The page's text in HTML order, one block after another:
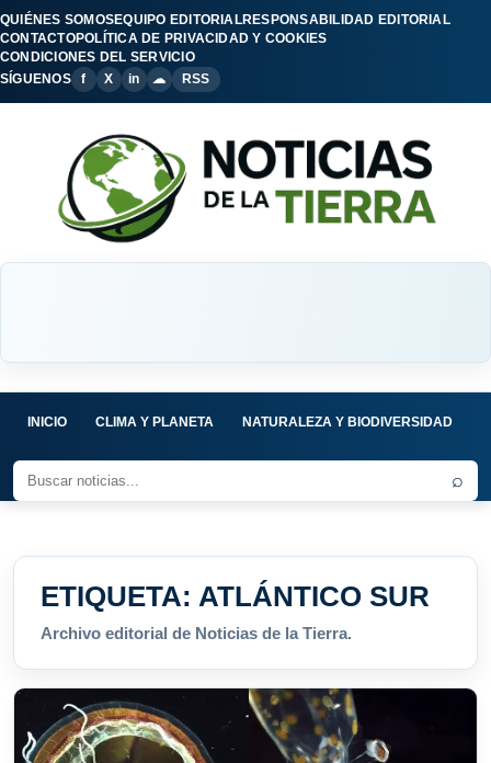
QUIÉNES SOMOSEQUIPO EDITORIALRESPONSABILIDAD EDITORIAL
CONTACTOPOLÍTICA DE PRIVACIDAD Y COOKIES
CONDICIONES DEL SERVICIO
SÍGUENOS
f X in ☁ RSS
INICIO CLIMA Y PLANETA NATURALEZA Y BIODIVERSIDAD
⌕
ETIQUETA: ATLÁNTICO SUR
Archivo editorial de Noticias de la Tierra.